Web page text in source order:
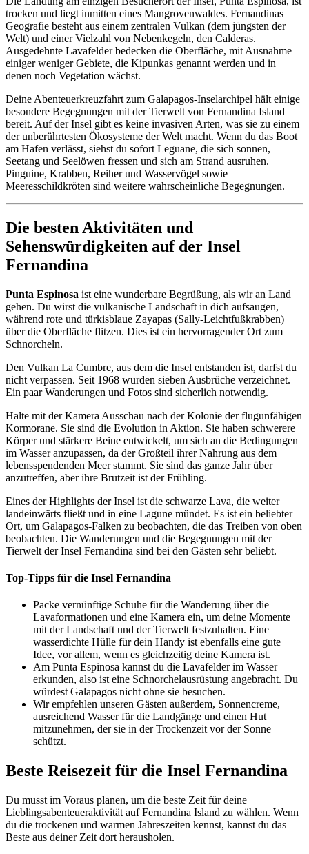
trocken und liegt inmitten eines Mangrovenwaldes. Fernandinas
Geografie besteht aus einem zentralen Vulkan (dem jüngsten der
Welt) und einer Vielzahl von Nebenkegeln, den Calderas.
Ausgedehnte Lavafelder bedecken die Oberfläche, mit Ausnahme
einiger weniger Gebiete, die Kipunkas genannt werden und in
denen noch Vegetation wächst.
Deine Abenteuerkreuzfahrt zum Galapagos-Inselarchipel hält einige
besondere Begegnungen mit der Tierwelt von Fernandina Island
bereit. Auf der Insel gibt es keine invasiven Arten, was sie zu einem
der unberührtesten Ökosysteme der Welt macht. Wenn du das Boot
am Hafen verlässt, siehst du sofort Leguane, die sich sonnen,
Seetang und Seelöwen fressen und sich am Strand ausruhen.
Pinguine, Krabben, Reiher und Wasservögel sowie
Meeresschildkröten sind weitere wahrscheinliche Begegnungen.
Die besten Aktivitäten und
Sehenswürdigkeiten auf der Insel
Fernandina
Punta Espinosa ist eine wunderbare Begrüßung, als wir an Land
gehen. Du wirst die vulkanische Landschaft in dich aufsaugen,
während rote und türkisblaue Zayapas (Sally-Leichtfußkrabben)
über die Oberfläche flitzen. Dies ist ein hervorragender Ort zum
Schnorcheln.
Den Vulkan La Cumbre, aus dem die Insel entstanden ist, darfst du
nicht verpassen. Seit 1968 wurden sieben Ausbrüche verzeichnet.
Ein paar Wanderungen und Fotos sind sicherlich notwendig.
Halte mit der Kamera Ausschau nach der Kolonie der flugunfähigen
Kormorane. Sie sind die Evolution in Aktion. Sie haben schwerere
Körper und stärkere Beine entwickelt, um sich an die Bedingungen
im Wasser anzupassen, da der Großteil ihrer Nahrung aus dem
lebensspendenden Meer stammt. Sie sind das ganze Jahr über
anzutreffen, aber ihre Brutzeit ist der Frühling.
Eines der Highlights der Insel ist die schwarze Lava, die weiter
landeinwärts fließt und in eine Lagune mündet. Es ist ein beliebter
Ort, um Galapagos-Falken zu beobachten, die das Treiben von oben
beobachten. Die Wanderungen und die Begegnungen mit der
Tierwelt der Insel Fernandina sind bei den Gästen sehr beliebt.
Top-Tipps für die Insel Fernandina
Packe vernünftige Schuhe für die Wanderung über die
Lavaformationen und eine Kamera ein, um deine Momente
mit der Landschaft und der Tierwelt festzuhalten. Eine
wasserdichte Hülle für dein Handy ist ebenfalls eine gute
Idee, vor allem, wenn es gleichzeitig deine Kamera ist.
Am Punta Espinosa kannst du die Lavafelder im Wasser
erkunden, also ist eine Schnorchelausrüstung angebracht. Du
würdest Galapagos nicht ohne sie besuchen.
Wir empfehlen unseren Gästen außerdem, Sonnencreme,
ausreichend Wasser für die Landgänge und einen Hut
mitzunehmen, der sie in der Trockenzeit vor der Sonne
schützt.
Beste Reisezeit für die Insel Fernandina
Du musst im Voraus planen, um die beste Zeit für deine
Lieblingsabenteueraktivität auf Fernandina Island zu wählen. Wenn
du die trockenen und warmen Jahreszeiten kennst, kannst du das
Beste aus deiner Zeit dort herausholen.